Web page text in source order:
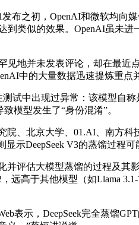
之初，OpenAI和微软均向媒
到类似的效果。OpenAI虽未
地并未发表评论，却在最近
中的大量数据迅速提炼重点
中出现过异常：该模型自称
模型发生了“身份混淆”。
北京大学、01.AI、南方科技
示DeepSeek V3的蒸馏过程可
估大模型蒸馏的过程及其影
远高于其他模型（如Llama
示，DeepSeek完全蒸馏